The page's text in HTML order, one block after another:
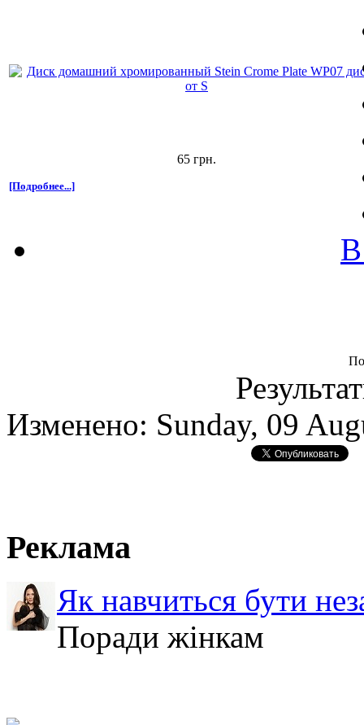
65 грн.
[Подробнее...]
Изменено: Sunday, 09
Реклама
Як навчиться бути
Поради жінкам